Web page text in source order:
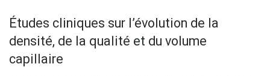
Études cliniques sur l’évolution de la
densité, de la qualité et du volume
capillaire